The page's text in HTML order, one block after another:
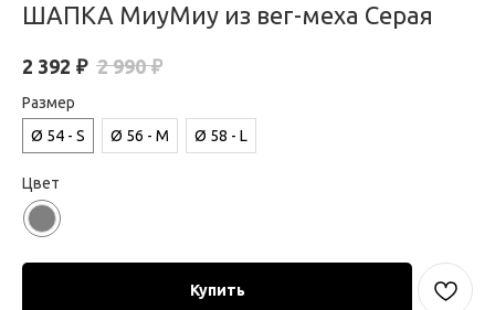
ШАПКА МиуМиу из вег-меха Серая
2 392 ₽ 2 990 ₽
Размер
Ø 54 - S
Ø 56 - M Ø 58 - L
Цвет
Купить